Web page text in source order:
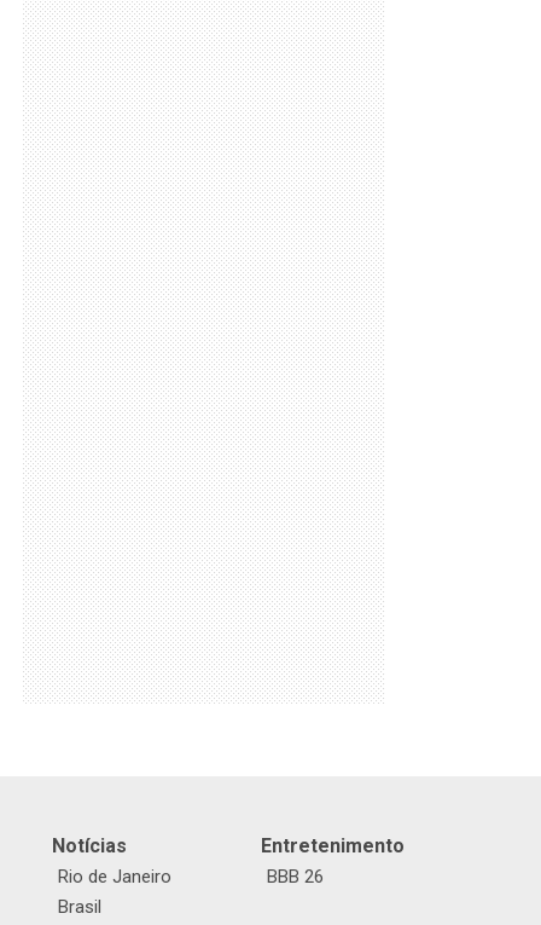
Notícias
Rio de Janeiro
Brasil
Entretenimento
BBB 26